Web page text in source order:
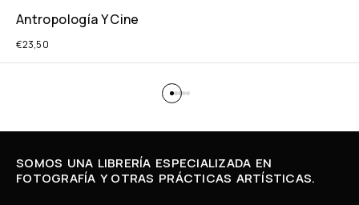
Antropología Y Cine
€23,50
SOMOS UNA LIBRERÍA ESPECIALIZADA EN
FOTOGRAFÍA Y OTRAS PRÁCTICAS ARTÍSTICAS.